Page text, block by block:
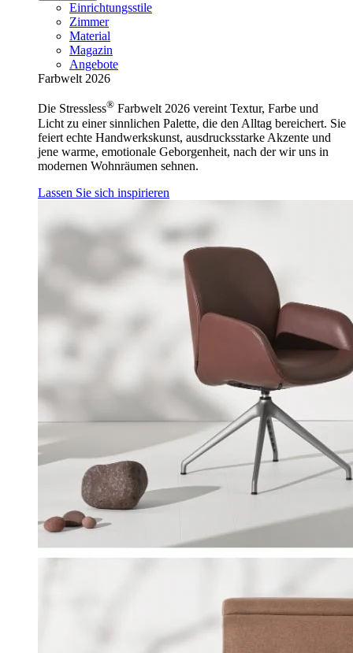
Einrichtungsstile
Zimmer
Material
Magazin
Angebote
Farbwelt 2026
Die Stressless® Farbwelt 2026 vereint Textur, Farbe und
Licht zu einer sinnlichen Palette, die den Alltag bereichert. Sie
feiert echte Handwerkskunst, ausdrucksstarke Akzente und
jene warme, emotionale Geborgenheit, nach der wir uns in
modernen Wohnräumen sehnen.
Lassen Sie sich inspirieren